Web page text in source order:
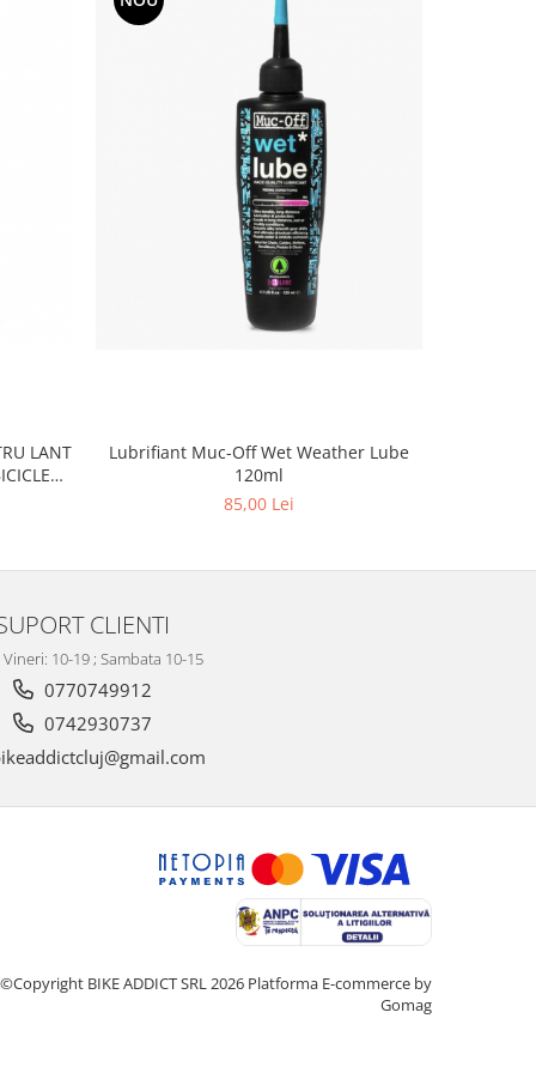
LANT
Lubrifiant Muc-Off Wet Weather Lube
120ml
85,00 Lei
CLIENTI
10-19 ; Sambata 10-15
0770749912
0742930737
©Copyright BIKE ADDICT SRL 2026 Platforma E-commerce by
Gomag